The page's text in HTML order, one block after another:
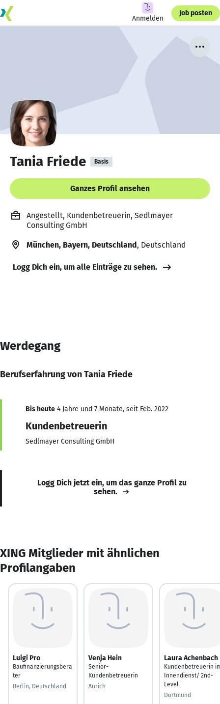
Anmelden
Job posten
Tania Friede Basis
Ganzes Profil ansehen
Angestellt, Kundenbetreuerin, Sedlmayer
Consulting GmbH
München, Bayern, Deutschland, Deutschland
Logg Dich ein, um alle Einträge zu sehen.
Werdegang
Berufserfahrung von Tania Friede
Bis heute 4 Jahre und 7 Monate, seit Feb. 2022
Kundenbetreuerin
Sedlmayer Consulting GmbH
Logg Dich jetzt ein, um das ganze Profil zu
sehen.
XING Mitglieder mit ähnlichen
Profilangaben
Luigi Pro
Baufinanzierungsbera
ter
Berlin, Deutschland
Venja Hein
Senior-
Kundenbetreuerin
Aurich
Laura Achenbach
Kundenbetreuerin
Innendienst/ 2nd-
Level
Dortmund